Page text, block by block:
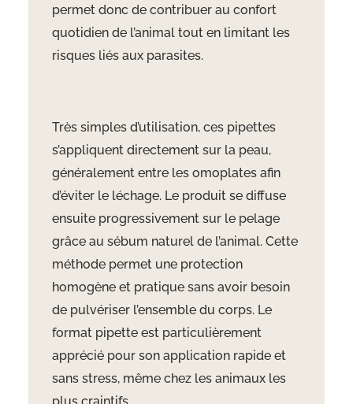
permet donc de contribuer au confort
quotidien de l’animal tout en limitant les
risques liés aux parasites.
Très simples d’utilisation, ces pipettes
s’appliquent directement sur la peau,
généralement entre les omoplates afin
d’éviter le léchage. Le produit se diffuse
ensuite progressivement sur le pelage
grâce au sébum naturel de l’animal. Cette
méthode permet une protection
homogène et pratique sans avoir besoin
de pulvériser l’ensemble du corps. Le
format pipette est particulièrement
apprécié pour son application rapide et
sans stress, même chez les animaux les